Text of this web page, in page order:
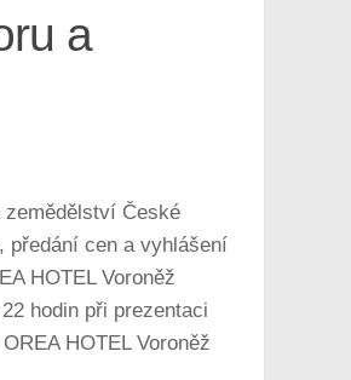
a
České
předání cen a vyhlášení
HOTEL Voroněž
hodin při prezentaci
HOTEL Voroněž